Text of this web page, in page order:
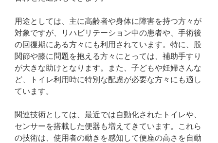
用途としては、主に高齢者や身体に障害を持つ方々が
対象ですが、リハビリテーション中の患者や、手術後
の回復期にある方々にも利用されています。特に、股
関節や膝に問題を抱える方々にとっては、補助手すり
が大きな助けとなります。また、子どもや妊婦さんな
ど、トイレ利用時に特別な配慮が必要な方々にも適し
ています。
関連技術としては、最近では自動化されたトイレや、
センサーを搭載した便器も増えてきています。これら
の技術は、使用者の動きを感知して便座の高さを自動